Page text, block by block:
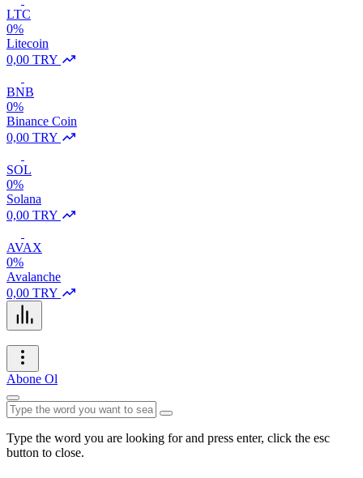
LTC
0%
Litecoin
0,00 TRY
BNB
0%
Binance Coin
0,00 TRY
SOL
0%
Solana
0,00 TRY
AVAX
0%
Avalanche
0,00 TRY
Abone Ol
Type the word you are looking for and press enter, click the esc
button to close.